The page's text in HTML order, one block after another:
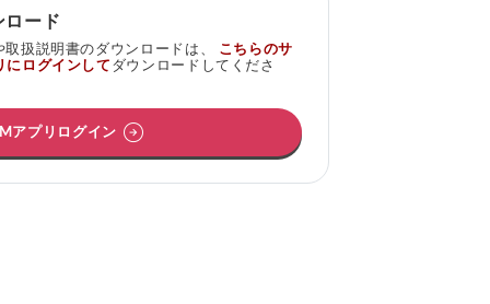
ロード
扱説明書のダウンロードは、 こちらのサ
にログインして ダウンロードしてくださ
アプリログイン arrow_circle_right